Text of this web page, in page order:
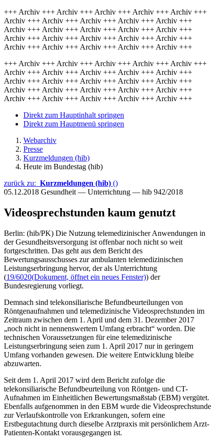
+++ Archiv +++ Archiv +++ Archiv +++ Archiv +++ Archiv +++
Archiv +++ Archiv +++ Archiv +++ Archiv +++ Archiv +++
Archiv +++ Archiv +++ Archiv +++ Archiv +++ Archiv +++
Archiv +++ Archiv +++ Archiv +++ Archiv +++ Archiv +++
Archiv +++ Archiv +++ Archiv +++ Archiv +++ Archiv +++
+++ Archiv +++ Archiv +++ Archiv +++ Archiv +++ Archiv +++
Archiv +++ Archiv +++ Archiv +++ Archiv +++ Archiv +++
Archiv +++ Archiv +++ Archiv +++ Archiv +++ Archiv +++
Archiv +++ Archiv +++ Archiv +++ Archiv +++ Archiv +++
Archiv +++ Archiv +++ Archiv +++ Archiv +++ Archiv +++
Direkt zum Hauptinhalt springen
Direkt zum Hauptmenü springen
Webarchiv
Presse
Kurzmeldungen (hib)
Heute im Bundestag (hib)
zurück zu: Kurzmeldungen (hib) ()
05.12.2018 Gesundheit — Unterrichtung — hib 942/2018
Videosprechstunden kaum genutzt
Berlin: (hib/PK) Die Nutzung telemedizinischer Anwendungen in
der Gesundheitsversorgung ist offenbar noch nicht so weit
fortgeschritten. Das geht aus dem Bericht des
Bewertungsausschusses zur ambulanten telemedizinischen
Leistungserbringung hervor, der als Unterrichtung
(19/6020(Dokument, öffnet ein neues Fenster)) der
Bundesregierung vorliegt.
Demnach sind telekonsiliarische Befundbeurteilungen von
Röntgenaufnahmen und telemedizinische Videosprechstunden im
Zeitraum zwischen dem 1. April und dem 31. Dezember 2017
„noch nicht in nennenswertem Umfang erbracht“ worden. Die
technischen Voraussetzungen für eine telemedizinische
Leistungserbringung seien zum 1. April 2017 nur in geringem
Umfang vorhanden gewesen. Die weitere Entwicklung bleibe
abzuwarten.
Seit dem 1. April 2017 wird dem Bericht zufolge die
telekonsiliarische Befundbeurteilung von Röntgen- und CT-
Aufnahmen im Einheitlichen Bewertungsmaßstab (EBM) vergütet.
Ebenfalls aufgenommen in den EBM wurde die Videosprechstunde
zur Verlaufskontrolle von Erkrankungen, sofern eine
Erstbegutachtung durch dieselbe Arztpraxis mit persönlichem Arzt-
Patienten-Kontakt vorausgegangen ist.